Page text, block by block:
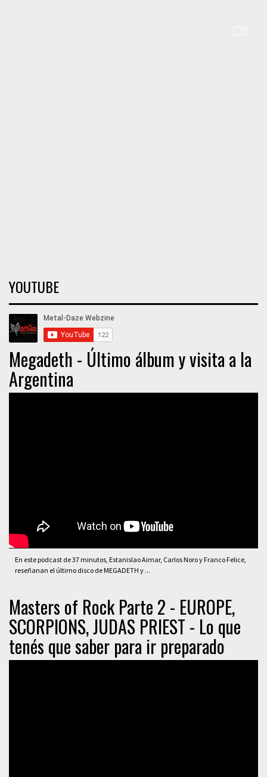
YOUTUBE
Megadeth - Último álbum y visita a la
Argentina
En este podcast de 37 minutos, Estanislao Aimar, Carlos Noro y Franco Felice,
reseñanan el último disco de MEGADETH y ...
Masters of Rock Parte 2 - EUROPE,
SCORPIONS, JUDAS PRIEST - Lo que
tenés que saber para ir preparado